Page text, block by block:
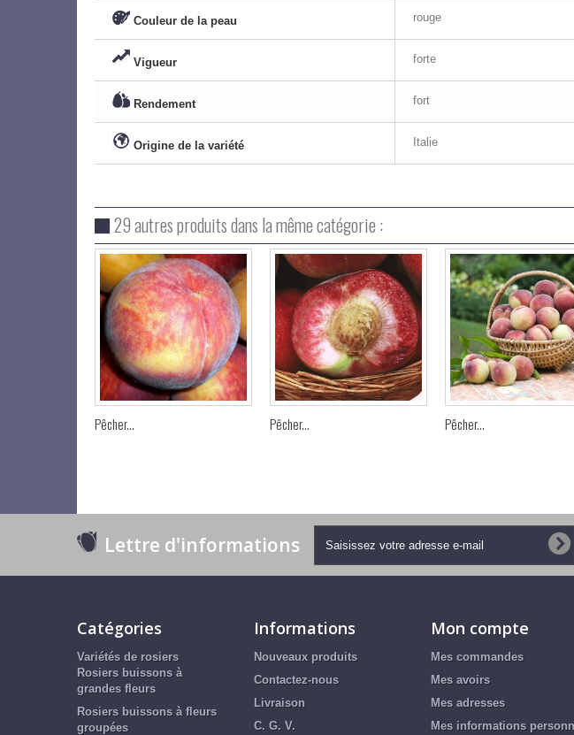
Couleur de la peau rouge
Vigueur forte
Rendement fort
Origine de la variété Italie
29 autres produits dans la même catégorie :
Pêcher... Pêcher... Pêcher...
Lettre d'informations
Catégories
Variétés de rosiers
Rosiers buissons à
grandes fleurs
Rosiers buissons à fleurs
groupées
Informations
Nouveaux produits
Contactez-nous
Livraison
C. G. V.
Mon compte
Mes commandes
Mes avoirs
Mes adresses
Mes informations